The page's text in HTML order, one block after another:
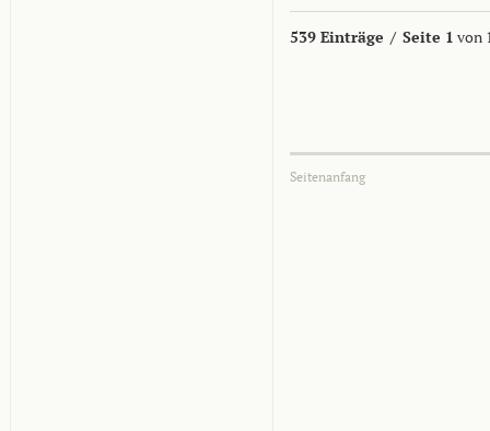
539 Einträge / Seite 1 von
Seitenanfang